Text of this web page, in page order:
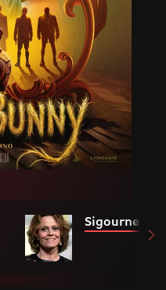
Sigourney